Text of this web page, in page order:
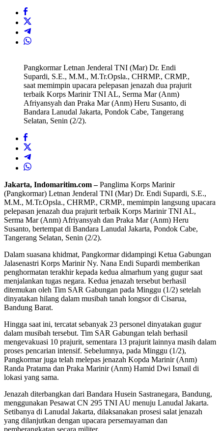
Pangkormar Letnan Jenderal TNI (Mar) Dr. Endi
Supardi, S.E., M.M., M.Tr.Opsla., CHRMP., CRMP.,
saat memimpin upacara pelepasan jenazah dua prajurit
terbaik Korps Marinir TNI AL, Serma Mar (Anm)
Afriyansyah dan Praka Mar (Anm) Heru Susanto, di
Bandara Lanudal Jakarta, Pondok Cabe, Tangerang
Selatan, Senin (2/2).
Jakarta, Indomaritim.com –Panglima Korps Marinir
(Pangkormar) Letnan Jenderal TNI (Mar) Dr. Endi Supardi, S.E.,
M.M., M.Tr.Opsla., CHRMP., CRMP., memimpin langsung upacara
pelepasan jenazah dua prajurit terbaik Korps Marinir TNI AL,
Serma Mar (Anm) Afriyansyah dan Praka Mar (Anm) Heru
Susanto, bertempat di Bandara Lanudal Jakarta, Pondok Cabe,
Tangerang Selatan, Senin (2/2).
Dalam suasana khidmat, Pangkormar didampingi Ketua Gabungan
Jalasenastri Korps Marinir Ny. Nana Endi Supardi memberikan
penghormatan terakhir kepada kedua almarhum yang gugur saat
menjalankan tugas negara. Kedua jenazah tersebut berhasil
ditemukan oleh Tim SAR Gabungan pada Minggu (1/2) setelah
dinyatakan hilang dalam musibah tanah longsor di Cisarua,
Bandung Barat.
Hingga saat ini, tercatat sebanyak 23 personel dinyatakan gugur
dalam musibah tersebut. Tim SAR Gabungan telah berhasil
mengevakuasi 10 prajurit, sementara 13 prajurit lainnya masih dalam
proses pencarian intensif. Sebelumnya, pada Minggu (1/2),
Pangkormar juga telah melepas jenazah Kopda Marinir (Anm)
Randa Pratama dan Praka Marinir (Anm) Hamid Dwi Ismail di
lokasi yang sama.
Jenazah diterbangkan dari Bandara Husein Sastranegara, Bandung,
menggunakan Pesawat CN 295 TNI AU menuju Lanudal Jakarta.
Setibanya di Lanudal Jakarta, dilaksanakan prosesi salat jenazah
yang dilanjutkan dengan upacara persemayaman dan